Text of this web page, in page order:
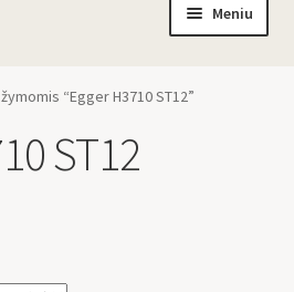
Meniu
“Egger H3710 ST12”
ST12